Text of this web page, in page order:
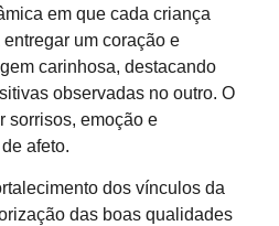
em que cada criança
um coração e
carinhosa, destacando
observadas no outro. O
sorrisos, emoção e
afeto.
dos vínculos da
das boas qualidades